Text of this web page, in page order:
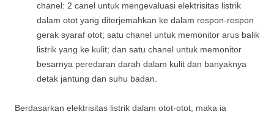
chanel: 2 canel untuk mengevaluasi elektrisitas listrik
dalam otot yang diterjemahkan ke dalam respon-respon
gerak syaraf otot; satu chanel untuk memonitor arus balik
listrik yang ke kulit; dan satu chanel untuk memonitor
besarnya peredaran darah dalam kulit dan banyaknya
detak jantung dan suhu badan.
Berdasarkan elektrisitas listrik dalam otot-otot, maka ia